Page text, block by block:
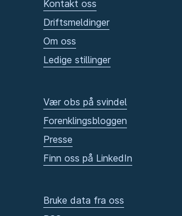
Kontakt oss
Driftsmeldinger
Om oss
Ledige stillinger
Vær obs på svindel
Forenklingsbloggen
Presse
Finn oss på LinkedIn
Bruke data fra oss